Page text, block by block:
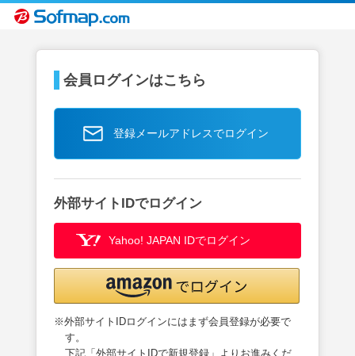
会員ログインはこちら
登録メールアドレスでログイン
外部サイトIDでログイン
Yahoo! JAPAN IDでログイン
※外部サイトIDログインにはまず会員登録が必要で
す。
下記「外部サイトIDで新規登録」よりお進みくだ